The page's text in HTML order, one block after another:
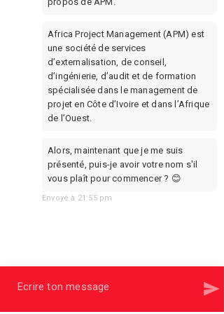
virtuel et répondre à
Mobile Money. ”
lesquels tu peux chatter
avec moi pour solliciter un
service à distance. Mais
nous pouvons tout aussi
bien échanger par SMS sur
Africa Project Management (APM) est
une société de services
d’externalisation, de conseil,
d’ingénierie, d’audit et de formation
spécialisée dans le management de
projet en Côte d’Ivoire et dans l’Afrique
de l’Ouest.
Alors, maintenant que je me suis
présenté, puis-je avoir votre nom s'il
vous plaît pour commencer ? 😊
Envoyé à 21:55 pm